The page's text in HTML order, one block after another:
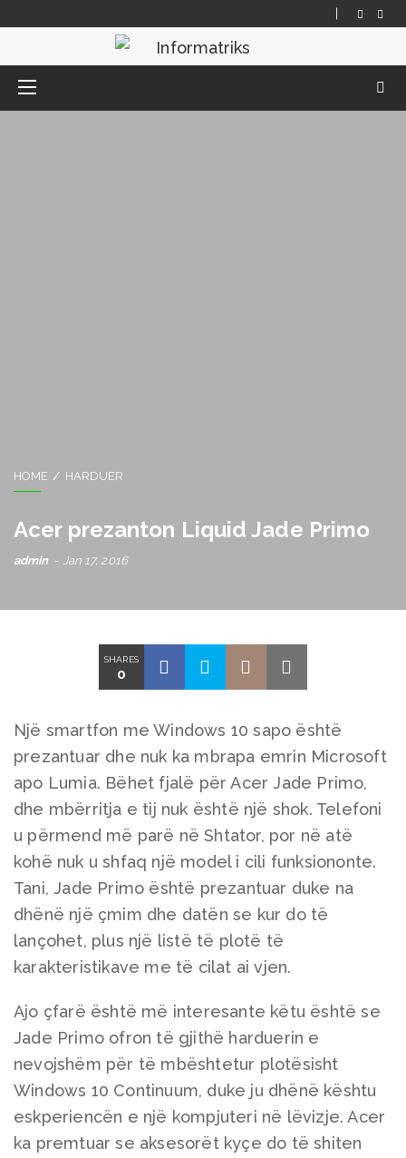
HOME HARDUER
Acer prezanton Liquid Jade Primo
admin Jan 17, 2016
SHARES
0
Një smartfon me Windows 10 sapo është
prezantuar dhe nuk ka mbrapa emrin Microsoft
apo Lumia. Bëhet fjalë për Acer Jade Primo,
dhe mbërritja e tij nuk është një shok. Telefoni
u përmend më parë në Shtator, por në atë
kohë nuk u shfaq një model i cili funksiononte.
Tani, Jade Primo është prezantuar duke na
dhënë një çmim dhe datën se kur do të
lançohet, plus një listë të plotë të
karakteristikave me të cilat ai vjen.
Ajo çfarë është më interesante këtu është se
Jade Primo ofron të gjithë harduerin e
nevojshëm për të mbështetur plotësisht
Windows 10 Continuum, duke ju dhënë kështu
eskperiencën e një kompjuteri në lëvizje. Acer
ka premtuar se aksesorët kyçe do të shiten